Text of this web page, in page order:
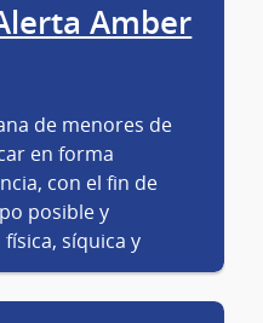
Amber
de menores de
en forma
con el fin de
posible y
síquica y